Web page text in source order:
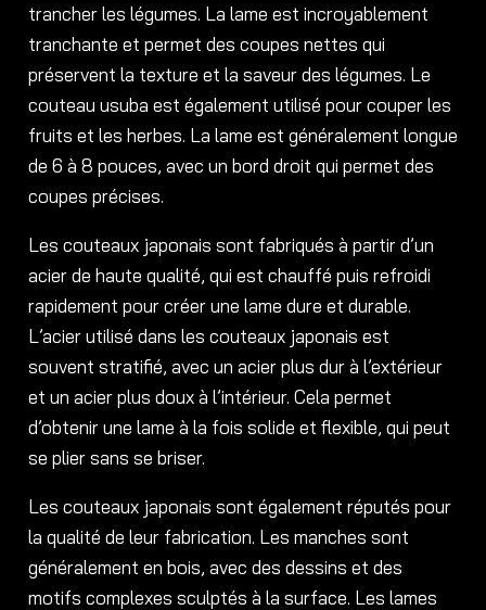
trancher les légumes. La lame est incroyablement
tranchante et permet des coupes nettes qui
préservent la texture et la saveur des légumes. Le
couteau usuba est également utilisé pour couper les
fruits et les herbes. La lame est généralement longue
de 6 à 8 pouces, avec un bord droit qui permet des
coupes précises.
Les couteaux japonais sont fabriqués à partir d’un
acier de haute qualité, qui est chauffé puis refroidi
rapidement pour créer une lame dure et durable.
L’acier utilisé dans les couteaux japonais est
souvent stratifié, avec un acier plus dur à l’extérieur
et un acier plus doux à l’intérieur. Cela permet
d’obtenir une lame à la fois solide et flexible, qui peut
se plier sans se briser.
Les couteaux japonais sont également réputés pour
la qualité de leur fabrication. Les manches sont
généralement en bois, avec des dessins et des
motifs complexes sculptés à la surface. Les lames